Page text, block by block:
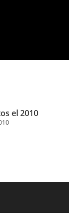
el 2010